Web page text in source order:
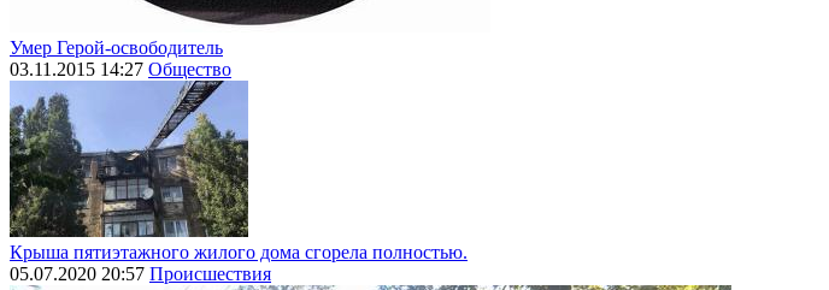
Умер Герой-освободитель
03.11.2015 14:27 Общество
Крыша пятиэтажного жилого дома сгорела полностью.
05.07.2020 20:57 Происшествия